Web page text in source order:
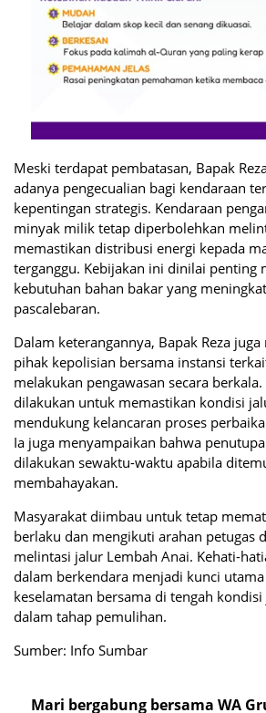
Meski terdapat pembatasan, Bapak
adanya pengecualian bagi kendaraan
kepentingan strategis. Kendaraan
minyak milik tetap diperbolehkan
memastikan distribusi energi kepada
terganggu. Kebijakan ini dinilai penting
kebutuhan bahan bakar yang
pascalebaran.
Dalam keterangannya, Bapak Reza
pihak kepolisian bersama instansi
melakukan pengawasan secara
dilakukan untuk memastikan kondisi
mendukung kelancaran proses
Ia juga menyampaikan bahwa
dilakukan sewaktu-waktu apabila
membahayakan.
Masyarakat diimbau untuk tetap
berlaku dan mengikuti arahan petugas
melintasi jalur Lembah Anai. Kehati-
dalam berkendara menjadi kunci
keselamatan bersama di tengah
dalam tahap pemulihan.
Sumber: Info Sumbar
Mari bergabung bersama WA